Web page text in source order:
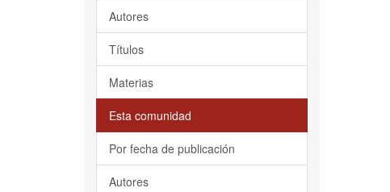
Autores
Títulos
Materias
Esta comunidad
Por fecha de publicación
Autores